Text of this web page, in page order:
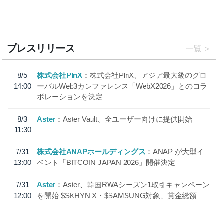
プレスリリース 一覧
8/5
14:00
株式会社PlnX
株式会社PlnX、アジア最大級のグロ
ーバルWeb3カンファレンス「WebX2026」とのコラ
ボレーションを決定
8/3
11:30
Aster Aster Vault、全ユーザー向けに提供開始
7/31
13:00
株式会社ANAPホールディングス
ANAP が大型イ
ベント「BITCOIN JAPAN 2026」開催決定
7/31
12:00
Aster
Aster、韓国RWAシーズン1取引キャンペーン
を開始 $SKHYNIX・$SAMSUNG対象、賞金総額